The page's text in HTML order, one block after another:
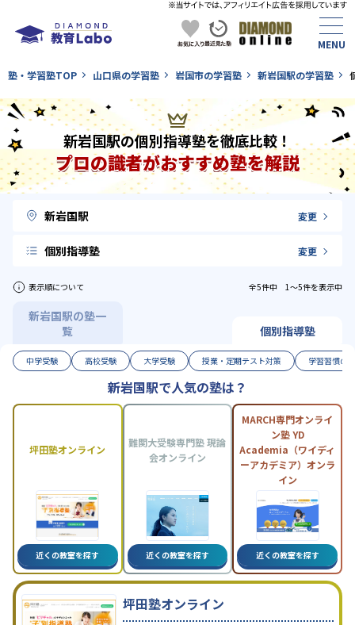
塾・学習塾TOP 山口県の学習塾 岩国市の学習塾 新岩国駅の学習塾
新岩国駅の個別指導塾を徹底比較！
プロの識者がおすすめ塾を解説
新岩国駅 変更
個別指導塾 変更
表示順について 全5件中 1〜5件を表示中
新岩国駅の塾一
覧
個別指導塾
中学受験 高校受験 大学受験 授業・定期テスト対策 学習習慣の
新岩国駅で人気の塾は？
坪田塾オンライン
近くの教室を探す
難関大受験専門塾 現論
会オンライン
近くの教室を探す
MARCH専門オンライ
ン塾 YD
Academia（ワイディ
ーアカデミア）オンラ
イン
近くの教室を探す
坪田塾オンライン